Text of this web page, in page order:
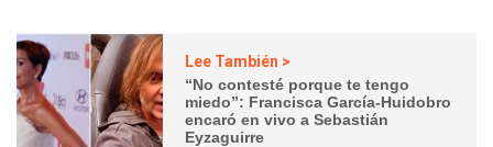
Lee También >
“No contesté porque te tengo
miedo”: Francisca García-Huidobro
encaró en vivo a Sebastián
Eyzaguirre